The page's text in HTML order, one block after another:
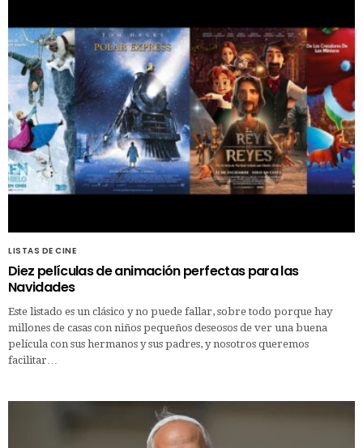
LISTAS DE CINE
Diez películas de animación perfectas para las
Navidades
Este listado es un clásico y no puede fallar, sobre todo porque hay
millones de casas con niños pequeños deseosos de ver una buena
película con sus hermanos y sus padres, y nosotros queremos
facilitar…